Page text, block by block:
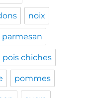
noix
parmesan
pois chiches
pommes